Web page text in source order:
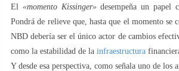
El «momento Kissinger»desempeña un papel
Pondrá de relieve que, hasta que el momento se
NBD debería ser el único actor de cambios
como la estabilidad de la infraestructura
Y desde esa perspectiva, como señala uno de los